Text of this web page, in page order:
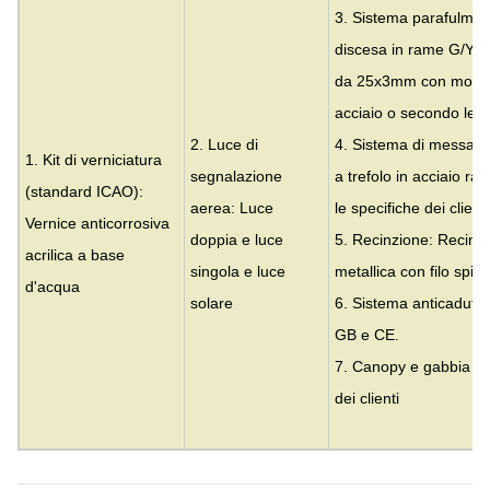
1. Kit di verniciatura
(standard ICAO):
Vernice anticorrosiva
acrilica a base
d'acqua
2. Luce di
segnalazione
aerea: Luce
doppia e luce
singola e luce
solare
3. Sistema
discesa in rame G/Y
da 25x3mm con
acciaio o secondo le
4. Sistema di messa
a trefolo in acciaio
le specifiche dei
5. Recinzione:
metallica con filo
6. Sistema
GB e CE.
7. Canopy e gabbia
dei clienti